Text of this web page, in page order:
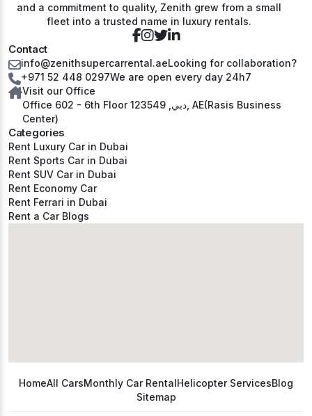
and a commitment to quality, Zenith grew from a small
fleet into a trusted name in luxury rentals.
Categories
Rent Luxury Car in Dubai
Rent Sports Car in Dubai
Rent SUV Car in Dubai
Rent Economy Car
Rent Ferrari in Dubai
Rent a Car Blogs
Contact
info@zenithsupercarrental.aeLooking for collaboration?
+971 52 448 0297We are open every day 24h7
Visit our Office
Office 602 - 6th Floor دبي, 123549, AE(Rasis Business
Center)
HomeAll CarsMonthly Car RentalHelicopter ServicesBlog
Sitemap